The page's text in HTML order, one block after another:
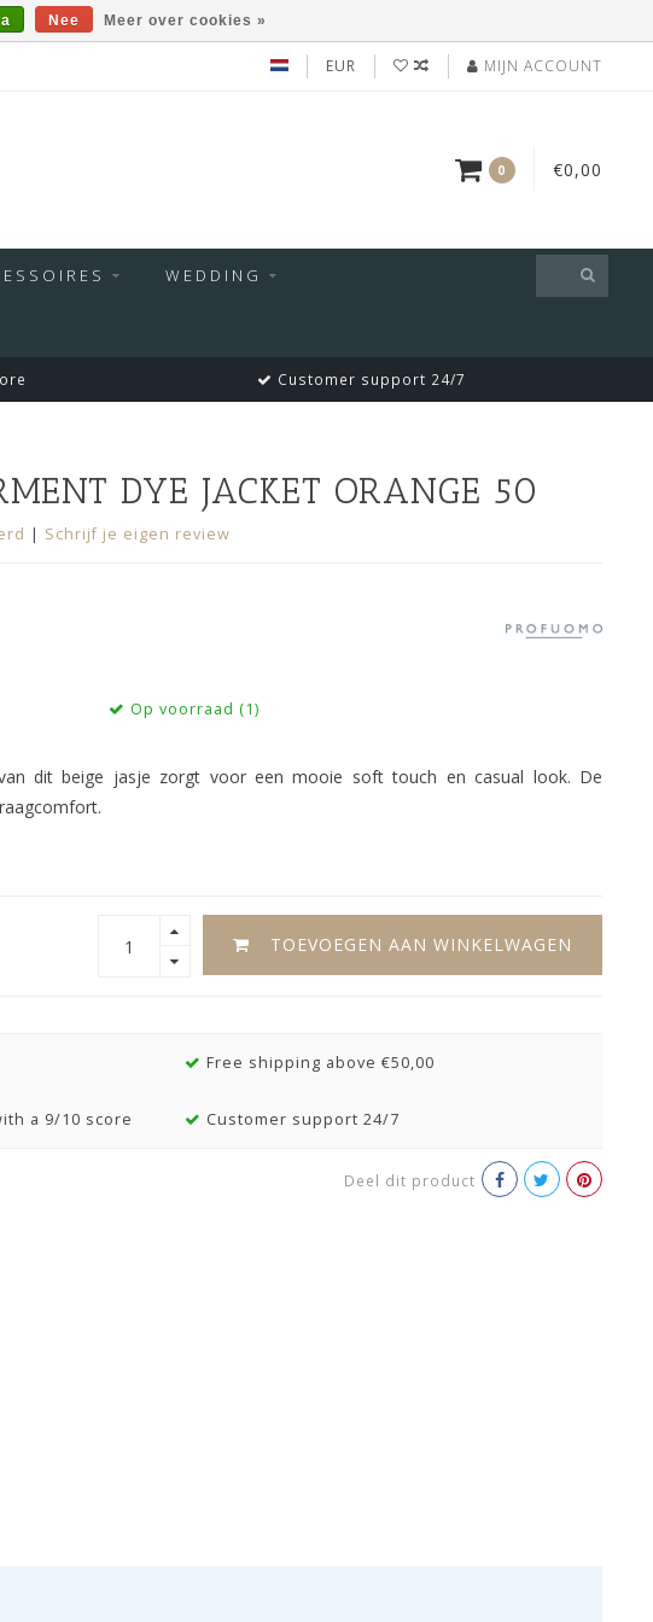
EUR MIJN ACCOUNT
0 €0,00
WEDDING
Customer support 24/7
DYE JACKET ORANGE 50
| Schrijf je eigen review
Op voorraad (1)
dit beige jasje zorgt voor een mooie soft touch en casual look. De
TOEVOEGEN AAN WINKELWAGEN
Free shipping above €50,00
a 9/10 score Customer support 24/7
Deel dit product
Nee Meer over cookies »